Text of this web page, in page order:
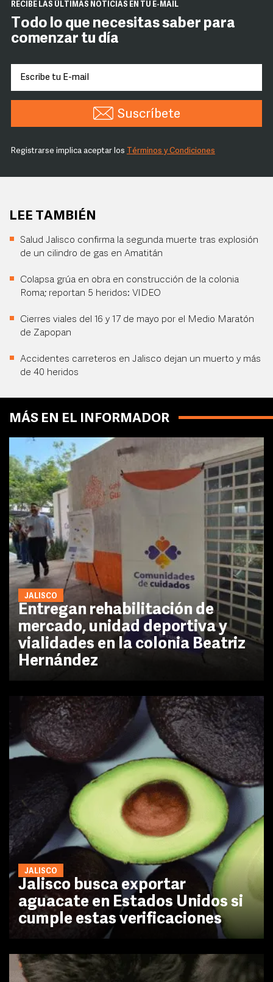
RECIBE LAS ÚLTIMAS NOTICIAS EN TU E-MAIL
Todo lo que necesitas saber para
comenzar tu día
Suscríbete
Registrarse implica aceptar los Términos y Condiciones
LEE TAMBIÉN
Salud Jalisco confirma la segunda muerte tras explosión
de un cilindro de gas en Amatitán
Colapsa grúa en obra en construcción de la colonia
Roma; reportan 5 heridos: VIDEO
Cierres viales del 16 y 17 de mayo por el Medio Maratón
de Zapopan
Accidentes carreteros en Jalisco dejan un muerto y más
de 40 heridos
MÁS EN EL INFORMADOR
JALISCO
Entregan rehabilitación de
mercado, unidad deportiva y
vialidades en la colonia Beatriz
Hernández
JALISCO
Jalisco busca exportar
aguacate en Estados Unidos si
cumple estas verificaciones